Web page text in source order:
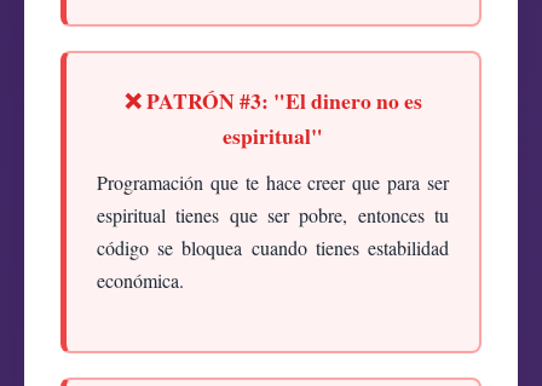
❌ PATRÓN #3: "El dinero no es
espiritual"
Programación que te hace creer que para ser
espiritual tienes que ser pobre, entonces tu
código se bloquea cuando tienes estabilidad
económica.